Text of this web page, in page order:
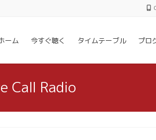
ーム 今すぐ聴く タイムテーブル プロ
Call Radio